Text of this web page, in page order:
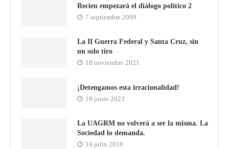
Recien empezará el diálogo político 2
7 septiembre 2009
La II Guerra Federal y Santa Cruz, sin
un solo tiro
18 noviembre 2021
¡Detengamos esta irracionalidad!
19 junio 2023
La UAGRM no volverá a ser la misma. La
Sociedad lo demanda.
14 julio 2016